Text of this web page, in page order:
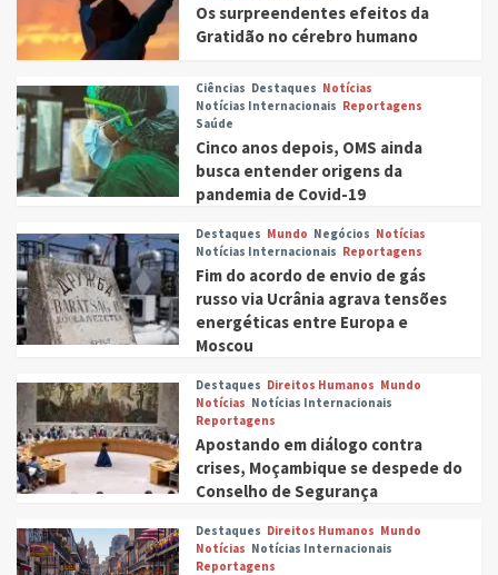
Os surpreendentes efeitos da
Gratidão no cérebro humano
Ciências Destaques Notícias
Notícias Internacionais Reportagens
Saúde
Cinco anos depois, OMS ainda
busca entender origens da
pandemia de Covid-19
Destaques Mundo Negócios Notícias
Notícias Internacionais Reportagens
Fim do acordo de envio de gás
russo via Ucrânia agrava tensões
energéticas entre Europa e
Moscou
Destaques Direitos Humanos Mundo
Notícias Notícias Internacionais
Reportagens
Apostando em diálogo contra
crises, Moçambique se despede do
Conselho de Segurança
Destaques Direitos Humanos Mundo
Notícias Notícias Internacionais
Reportagens